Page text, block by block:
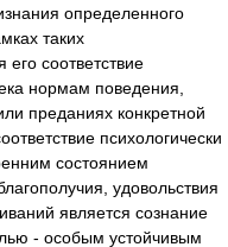
определенного
таких
его соответствие
нормам поведения,
преданиях конкретной
психологически
состоянием
удовольствия
является сознание
- особым устойчивым